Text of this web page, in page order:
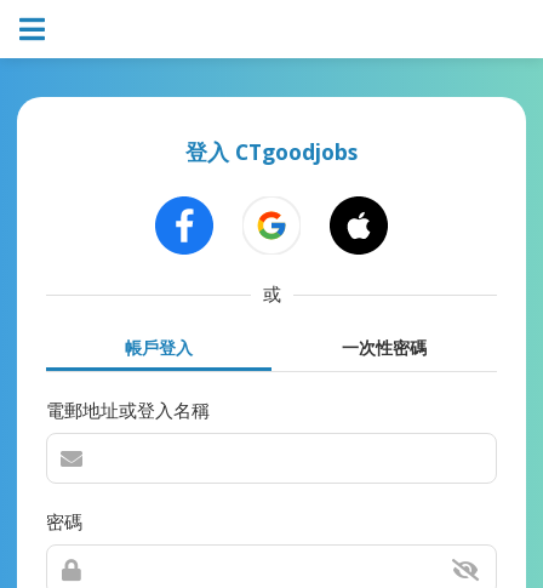
登入 CTgoodjobs
或
帳戶登入 一次性密碼
電郵地址或登入名稱
密碼